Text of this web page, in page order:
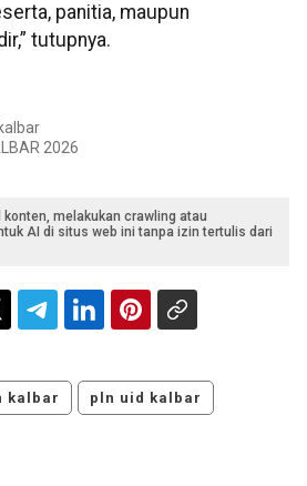
panitia, maupun
tutupnya.
2026
melakukan crawling atau
AI di situs web ini tanpa izin tertulis dari
kalbar pln uid kalbar